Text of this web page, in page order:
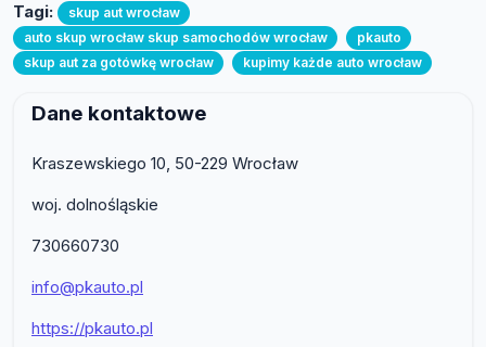
Tagi:
skup aut wrocław
auto skup wrocław skup samochodów wrocław
pkauto
skup aut za gotówkę wrocław
kupimy każde auto wrocław
Dane kontaktowe
Kraszewskiego 10, 50-229 Wrocław
woj. dolnośląskie
730660730
info@pkauto.pl
https://pkauto.pl